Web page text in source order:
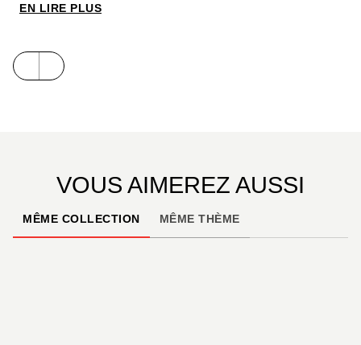
EN LIRE PLUS
VOUS AIMEREZ AUSSI
MÊME COLLECTION MÊME THÈME